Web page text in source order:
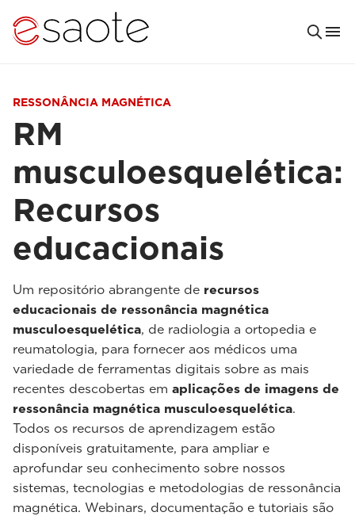
RESSONÂNCIA MAGNÉTICA
RM
musculoesquelética:
Recursos
educacionais
Um repositório abrangente de recursos
educacionais de ressonância magnética
musculoesquelética, de radiologia a ortopedia e
reumatologia, para fornecer aos médicos uma
variedade de ferramentas digitais sobre as mais
recentes descobertas em aplicações de imagens de
ressonância magnética musculoesquelética.
Todos os recursos de aprendizagem estão
disponíveis gratuitamente, para ampliar e
aprofundar seu conhecimento sobre nossos
sistemas, tecnologias e metodologias de ressonância
magnética. Webinars, documentação e tutoriais são